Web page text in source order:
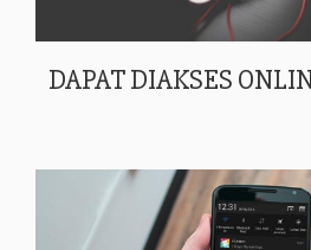
DAPAT DIAKSES